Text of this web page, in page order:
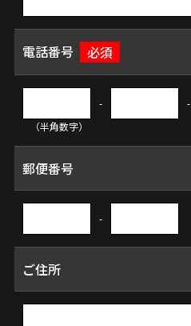
電話番号 必須
-
-
（半角数字）
郵便番号
-
ご住所